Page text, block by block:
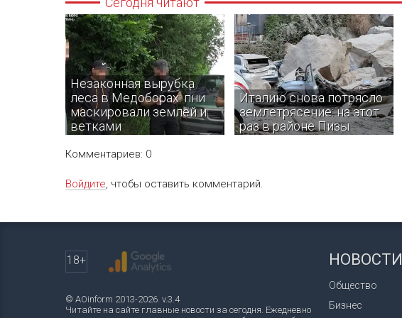
Незаконная вырубка
леса в Медоборах: пни
маскировали землей и
ветками
правоохранители разоблачили
природного заповедника
Медоборы.
Италию снова потрясло
землетрясение: на этот
раз в районе Пизы
нескольких провинций, однако
Комментариев: 0
Войдите, чтобы оставить комментарий.
18+
© AOinform 2013-2026. v.3.4
Читайте на сайте главные новости за сегодня. Ежедневно
НОВОСТИ
Общество
Бизнес